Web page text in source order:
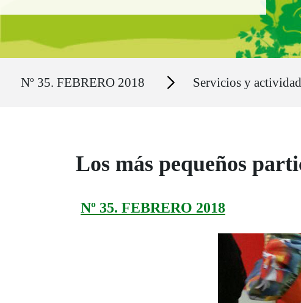
Nº 35. FEBRERO 2018 Secciones Servicios y
Los más pequeños
Nº 35. FEBRERO 2018